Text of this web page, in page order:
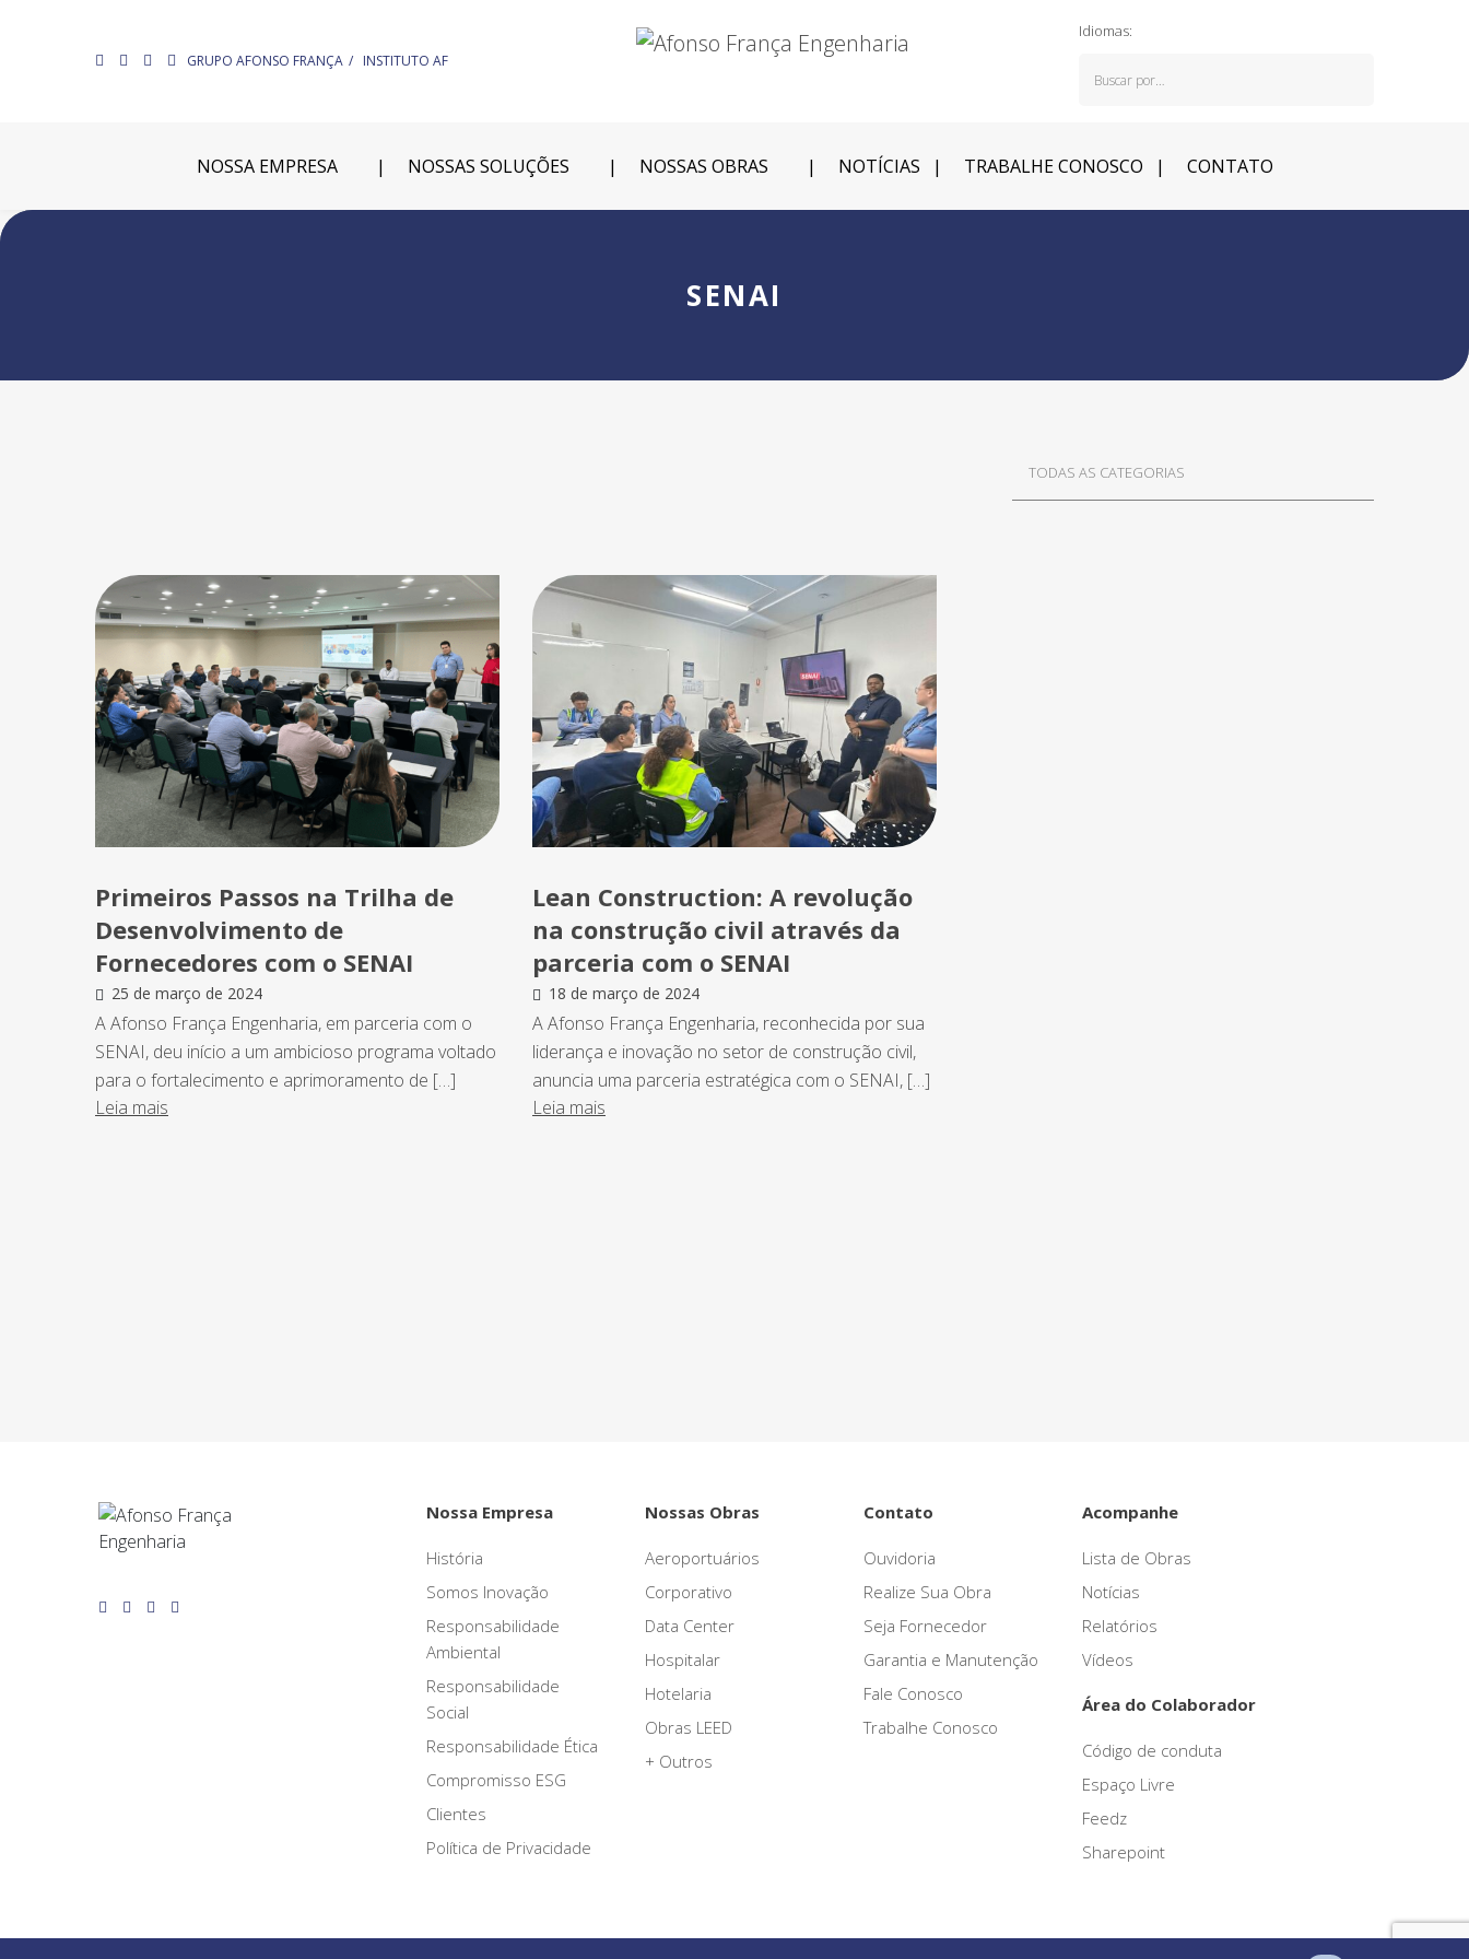
GRUPO AFONSO FRANÇA INSTITUTO AF
Idiomas:
NOSSA EMPRESA NOSSAS SOLUÇÕES NOSSAS OBRAS NOTÍCIAS TRABALHE CONOSCO CONTATO
SENAI
Primeiros Passos na Trilha de
Desenvolvimento de
Fornecedores com o SENAI
25 de março de 2024
A Afonso França Engenharia, em parceria com o
SENAI, deu início a um ambicioso programa voltado
para o fortalecimento e aprimoramento de […]
Leia mais
Lean Construction: A revolução
na construção civil através da
parceria com o SENAI
18 de março de 2024
A Afonso França Engenharia, reconhecida por sua
liderança e inovação no setor de construção civil,
anuncia uma parceria estratégica com o SENAI, […]
Leia mais
Nossa Empresa
História
Somos Inovação
Responsabilidade
Ambiental
Responsabilidade
Social
Responsabilidade Ética
Compromisso ESG
Clientes
Política de Privacidade
Nossas Obras
Aeroportuários
Corporativo
Data Center
Hospitalar
Hotelaria
Obras LEED
+ Outros
Contato
Ouvidoria
Realize Sua Obra
Seja Fornecedor
Garantia e Manutenção
Fale Conosco
Trabalhe Conosco
Acompanhe
Lista de Obras
Notícias
Relatórios
Vídeos
Área do Colaborador
Código de conduta
Espaço Livre
Feedz
Sharepoint